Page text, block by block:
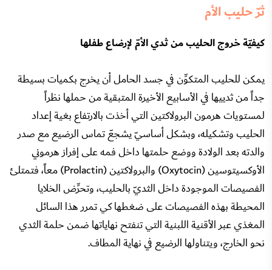
ثرّ حليب الأم
كيفيّة خروج الحليب من ثدي الأمّ لإرضاع طفلها
يمكن للحليب المتكوِّن في جسد الحامل أن يخرج بكميات بسيطة
جداً من ثدييها في الأسابيع الأخيرة المتبقية من حملها نظراً
لمستويات هرمون البرولاكتين التي أخذت بالارتفاع بغية إعداد
الحليب وتشكيله، وبشكل أساسيّ يشجعّ تماس الرضيع مع صدر
والدته بعد الولادة ووضع حلمتها داخل فمه على إفراز هرموني
الأوكسيتوسين (Oxytocin) والبرولاكتين (Prolactin) معاً، فتمتلئ
الفصيصات الموجودة داخل الثديّ بالحليب، وتحرِّض الخلايا
المحيطة بهذه الفصيصات على ضغطها كي تمرر هذا السائل
المغذي عبر الأقنية اللبنية التي تنفتح نهاياتها ضمن حلمة الثدي
نحو الخارج، ويتناولها الرضيع في نهاية المطاف.